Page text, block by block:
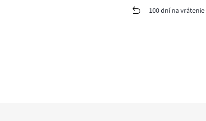
100 dní na vrátenie